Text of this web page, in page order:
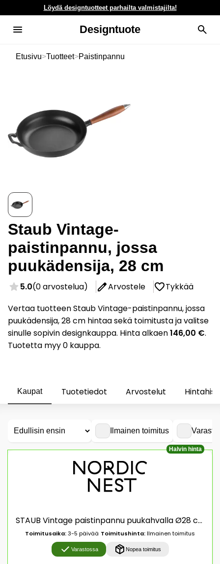
Löydä designtuotteet parhailta valmistajilta!
Designtuote
Etusivu>Tuotteet>Paistinpannu
Staub Vintage-
paistinpannu, jossa
puukädensija, 28 cm
5.0(0 arvostelua) Arvostele
Tykkää
Vertaa tuotteen Staub Vintage-paistinpannu, jossa
puukädensija, 28 cm hintaa sekä toimitusta ja valitse
sinulle sopivin designkauppa. Hinta alkaen146,00 €.
Tuotetta myy 0 kauppa.
Kaupat Tuotetiedot Arvostelut
Ilmainen toimitus
Halvin hinta
STAUB Vintage paistinpannu puukahvalla Ø28 cm Musta
Toimitusaika:3-5 päivää Toimitushinta:Ilmainen toimitus
Varastossa Nopea toimitus